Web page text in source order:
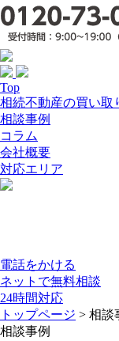
Top
相続不動産の買い取
相談事例
コラム
会社概要
対応エリア
電話をかける
ネットで無料相談
24時間対応
トップページ > 相談
相談事例